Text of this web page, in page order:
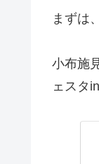
まずは
小布施
ェスタ